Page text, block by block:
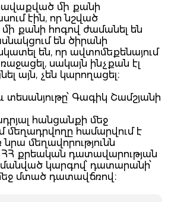
մի քանի
էին, որ նշված
քանի հոգով ժամանել են
են ծիրանի
են, որ ավտոմեքենայում
սակայն ինչքան էլ
այն, չեն կարողացել։
տեսանյութը՝ Գագիկ Շամշյանի
հանցանքի մեջ
մեղադրվողը համարվում է
մեղավորությունն
քրեական դատավարության
կարգով՝ դատարանի՝
մտած դատավճռով։